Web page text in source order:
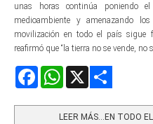
unas horas continúa poniendo
medioambiente y amenazando
movilización en todo el país sigue
reafirmó que “la tierra no se vende, no
FacebookWhatsApp
LEER MÁS…EN TODO